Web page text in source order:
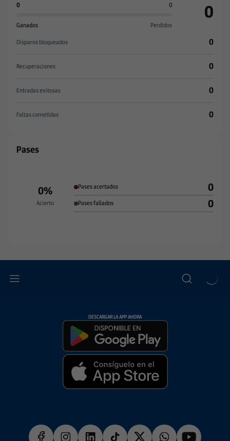
0 0
Ganados Perdidos
0
Disparos bloqueados 0
Recuperaciones 0
Entradas exitosas 0
Faltas cometidas 0
Pases
0%
Acierto
Pases acertados 0
Pases fallados 0
DESCARGAR LA APP AHORA